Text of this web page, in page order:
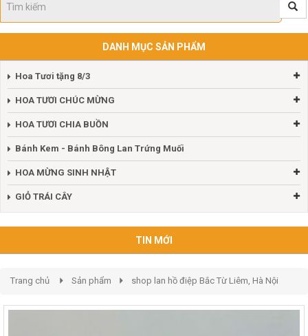
DANH MỤC SẢN PHẨM
Hoa Tươi tặng 8/3
HOA TƯƠI CHÚC MỪNG
HOA TƯƠI CHIA BUỒN
Bánh Kem - Bánh Bông Lan Trứng Muối
HOA MỪNG SINH NHẬT
GIỎ TRÁI CÂY
TIN MỚI
Trang chủ Sản phẩm shop lan hồ điệp Bắc Từ Liêm, Hà Nội